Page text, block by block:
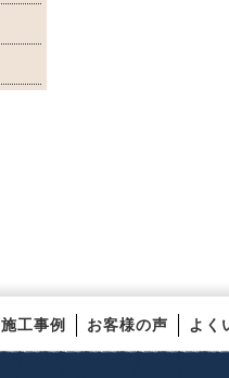
施工事例 お客様の声 よく